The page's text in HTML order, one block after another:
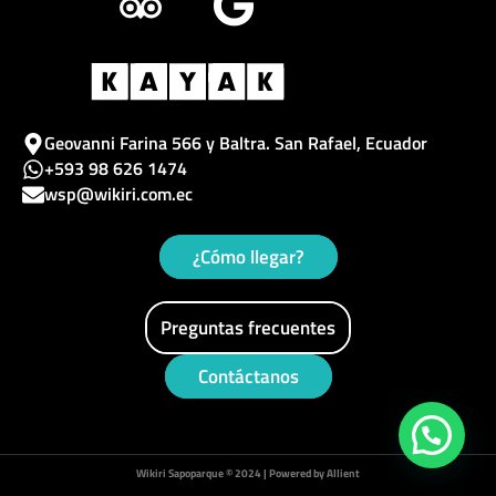
b
o
o
k
a
g
r
a
m
u
b
e
p
a
d
v
i
o
r
g
l
e
Geovanni Farina 566 y Baltra. San Rafael, Ecuador
+593 98 626 1474
wsp@wikiri.com.ec
¿Cómo llegar?
Preguntas frecuentes
Contáctanos
Wikiri Sapoparque © 2024 | Powered by Allient